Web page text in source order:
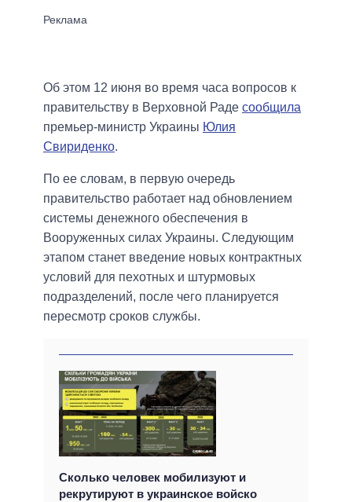
Об этом 12 июня во время часа вопросов к
правительству в Верховной Раде сообщила
премьер-министр Украины Юлия
Свириденко.
По ее словам, в первую очередь
правительство работает над обновлением
системы денежного обеспечения в
Вооруженных силах Украины. Следующим
этапом станет введение новых контрактных
условий для пехотных и штурмовых
подразделений, после чего планируется
пересмотр сроков службы.
Сколько человек мобилизуют и
рекрутируют в украинское войско